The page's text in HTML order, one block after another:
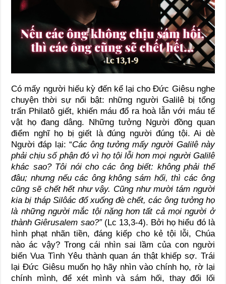
Có mấy người hiếu kỳ đến kể lại cho Đức Giêsu nghe
chuyện thời sự nổi bật: những người Galilê bị tổng
trấn Philatô giết, khiến máu đổ ra hoà lẫn với máu tế
vật họ đang dâng. Những tưởng Người đồng quan
điểm nghĩ họ bị giết là đúng người đúng tội. Ai dè
Người đáp lại: “Các ông tưởng mấy người Galilê này
phải chịu số phận đó vì họ tội lỗi hơn mọi người Galilê
khác sao? Tôi nói cho các ông biết: không phải thế
đâu; nhưng nếu các ông không sám hối, thì các ông
cũng sẽ chết hết như vậy. Cũng như mười tám người
kia bị tháp Silôác đổ xuống đè chết, các ông tưởng họ
là những người mắc tội nặng hơn tất cả mọi người ở
thành Giêrusalem sao?” (Lc 13,3-4). Bởi họ hiểu đó là
hình phạt nhãn tiền, đáng kiếp cho kẻ tội lỗi, Chúa
nào ác vậy? Trong cái nhìn sai lầm của con người
biến Vua Tình Yêu thành quan án thật khiếp sợ. Trái
lại Đức Giêsu muốn họ hãy nhìn vào chính họ, rờ lại
chính mình, để xét mình và sám hối, thay đổi lối